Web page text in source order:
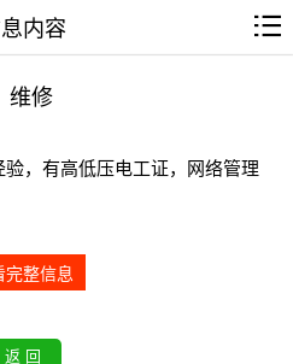
内容
维修
，有高低压电工证，网络管理
完整信息